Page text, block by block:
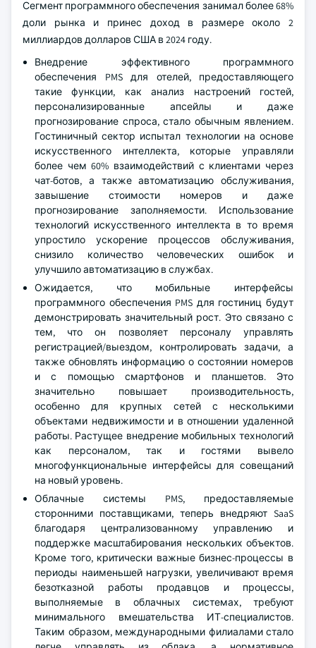
Сегмент программного обеспечения занимал более 68%
доли рынка и принес доход в размере около 2
миллиардов долларов США в 2024 году.
Внедрение эффективного программного
обеспечения PMS для отелей, предоставляющего
такие функции, как анализ настроений гостей,
персонализированные апсейлы и даже
прогнозирование спроса, стало обычным явлением.
Гостиничный сектор испытал технологии на основе
искусственного интеллекта, которые управляли
более чем 60% взаимодействий с клиентами через
чат-ботов, а также автоматизацию обслуживания,
завышение стоимости номеров и даже
прогнозирование заполняемости. Использование
технологий искусственного интеллекта в то время
упростило ускорение процессов обслуживания,
снизило количество человеческих ошибок и
улучшило автоматизацию в службах.
Ожидается, что мобильные интерфейсы
программного обеспечения PMS для гостиниц будут
демонстрировать значительный рост. Это связано с
тем, что он позволяет персоналу управлять
регистрацией/выездом, контролировать задачи, а
также обновлять информацию о состоянии номеров
и с помощью смартфонов и планшетов. Это
значительно повышает производительность,
особенно для крупных сетей с несколькими
объектами недвижимости и в отношении удаленной
работы. Растущее внедрение мобильных технологий
как персоналом, так и гостями вывело
многофункциональные интерфейсы для совещаний
на новый уровень.
Облачные системы PMS, предоставляемые
сторонними поставщиками, теперь внедряют SaaS
благодаря централизованному управлению и
поддержке масштабирования нескольких объектов.
Кроме того, критически важные бизнес-процессы в
периоды наименьшей нагрузки, увеличивают время
безотказной работы продавцов и процессы,
выполняемые в облачных системах, требуют
минимального вмешательства ИТ-специалистов.
Таким образом, международными филиалами стало